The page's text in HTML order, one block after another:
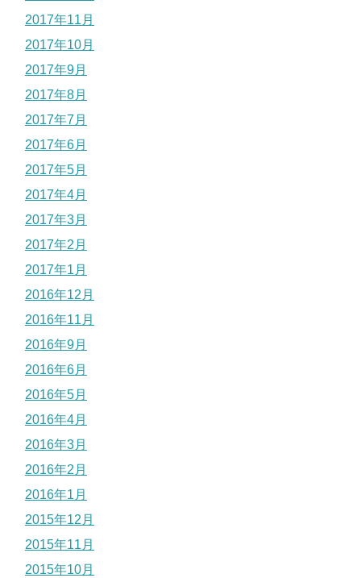
2017年11月
2017年10月
2017年9月
2017年8月
2017年7月
2017年6月
2017年5月
2017年4月
2017年3月
2017年2月
2017年1月
2016年12月
2016年11月
2016年9月
2016年6月
2016年5月
2016年4月
2016年3月
2016年2月
2016年1月
2015年12月
2015年11月
2015年10月